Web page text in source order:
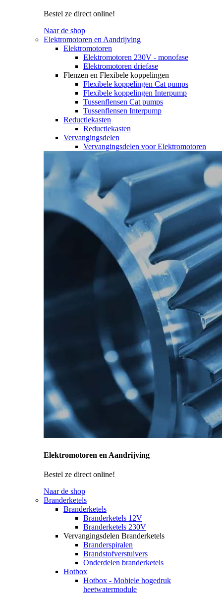
Bestel ze direct online!
Naar de shop
Elektromotoren en Aandrijving
Elektromotoren
Elektromotoren 230V - monofase
Elektromotoren driefase
Flenzen en Flexibele koppelingen
Flexibele koppelingen Cat pumps
Flexibele koppelingen Interpump
Tussenflensen Cat pumps
Tussenflensen Interpump
Reductiekasten
Reductiekasten
Vervangingsdelen
Vervangingsdelen voor Elektromotoren
Elektromotoren en Aandrijving
Bestel ze direct online!
Naar de shop
Branderketels
Branderketels
Branderketels 12V
Branderketels 230V
Vervangingsdelen Branderketels
Branderspiralen
Brandstofverstuivers
Onderdelen branderketels
Hotbox
Hotbox - Mobiele hogedruk
heetwatermodule